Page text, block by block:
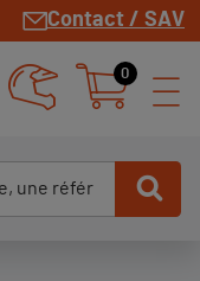
Contact / SAV
0